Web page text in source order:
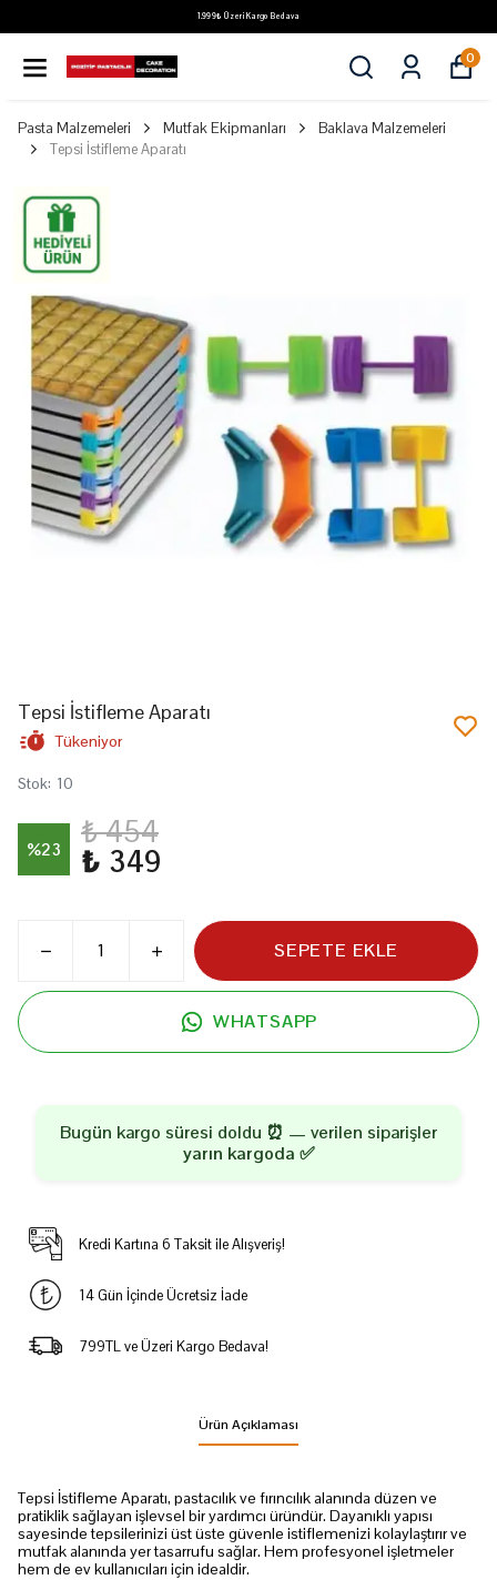
1.999₺ Üzeri Kargo Bedava
0
Pasta Malzemeleri Mutfak Ekipmanları
Baklava Malzemeleri
Tepsi İstifleme Aparatı
Tepsi İstifleme Aparatı
Tükeniyor
Stok: 10
%23 ₺ 454
₺ 349
SEPETE EKLE
WHATSAPP
Bugün kargo süresi doldu ⏰ — verilen siparişler
yarın kargoda ✅
Kredi Kartına 6 Taksit ile Alışveriş!
14 Gün İçinde Ücretsiz İade
799TL ve Üzeri Kargo Bedava!
Ürün Açıklaması
Tepsi İstifleme Aparatı, pastacılık ve fırıncılık alanında düzen ve
pratiklik sağlayan işlevsel bir yardımcı üründür. Dayanıklı yapısı
sayesinde tepsilerinizi üst üste güvenle istiflemenizi kolaylaştırır ve
mutfak alanında yer tasarrufu sağlar. Hem profesyonel işletmeler
hem de ev kullanıcıları için idealdir.